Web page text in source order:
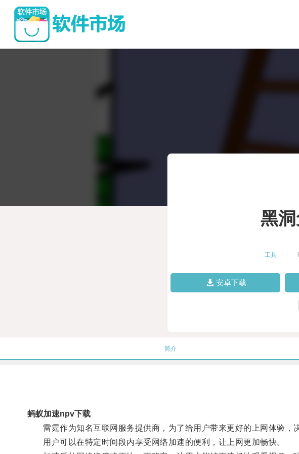
黑
工具
安卓下载
简介
蚂蚁加速npv下载
雷霆作为知名互联网服务提供商，为了给用户带来更好的上网体验，
用户可以在特定时间段内享受网络加速的便利，让上网更加畅快。